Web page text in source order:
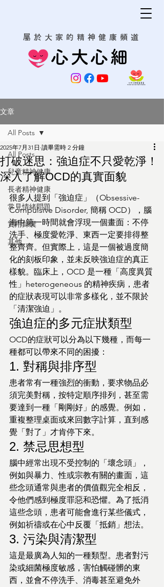
心大心細
屬於大家的精神健康頻道
文章
All Posts
兒童精神健康
長者精神健康
常見情緒問題
實用錦囊
其他
All Posts
打破迷思：強迫症不只愛乾淨！
深入了解OCD的真實面貌
2025年7月31日 讀畢需時 2 分鐘
很多人提到「強迫症」（Obsessive-
Compulsive Disorder, 簡稱 OCD），腦
海中第一時間就會浮現一個畫面：不停
洗手、極度愛乾淨、東西一定要排得整
整齊齊。但實際上，這是一個被過度簡
化的刻板印象，並未反映強迫症的真正
樣貌。臨床上，OCD 是一種「高度異質
性」heterogeneous 的精神疾病，患者
的症狀表現可以非常多樣化，並不限於
「清潔強迫」。
強迫症的多元症狀類型
OCD的症狀可以分為以下幾種，而每一
種都可以帶來不同的困擾：
1. 對稱與排序型
患者常有一種強烈的衝動，要求物品必
須完美對稱，按特定順序排列，甚至需
要達到一種「剛剛好」的感覺。例如，
重複整理桌面或來回數字計算，直到感
覺「對了」才肯停下來。
2. 禁忌思想型
腦中經常出現不受控制的「壞念頭」，
例如與暴力、性或宗教有關的畫面，這
些念頭通常與患者的價值觀完全相反，
令他們感到極度罪惡和恐懼。為了抵消
這些念頭，患者可能會進行某些儀式，
例如祈禱或在心中反覆「抵銷」想法。
3. 污染與清潔型
這是最廣為人知的一種類型。患者對污
染或細菌極度敏感，害怕觸碰髒的東
西，並會不停洗手、消毒甚至避免外